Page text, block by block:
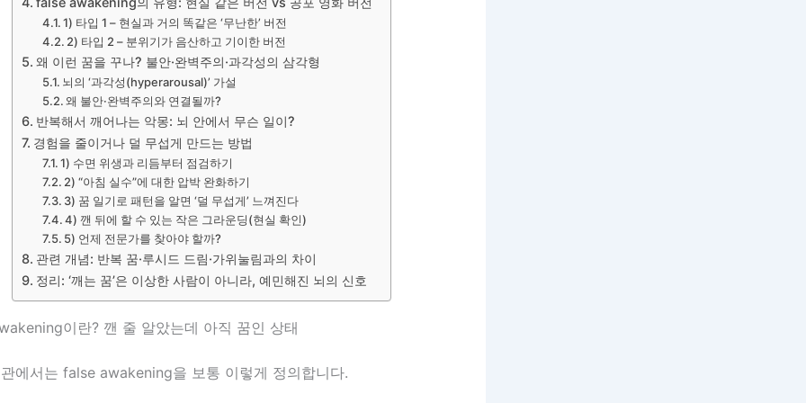
1) 타입 1 – 현실과 거의 똑같은 ‘무난한’ 버전
2) 타입 2 – 분위기가 음산하고 기이한 버전
왜 이런 꿈을 꾸나? 불안·완벽주의·과각성의 삼각형
뇌의 ‘과각성(hyperarousal)’ 가설
왜 불안·완벽주의와 연결될까?
반복해서 깨어나는 악몽: 뇌 안에서 무슨 일이?
경험을 줄이거나 덜 무섭게 만드는 방법
1) 수면 위생과 리듬부터 점검하기
2) “아침 실수”에 대한 압박 완화하기
3) 꿈 일기로 패턴을 알면 ‘덜 무섭게’ 느껴진다
4) 깬 뒤에 할 수 있는 작은 그라운딩(현실 확인)
5) 언제 전문가를 찾아야 할까?
관련 개념: 반복 꿈·루시드 드림·가위눌림과의 차이
정리: ‘깨는 꿈’은 이상한 사람이 아니라, 예민해진 뇌의 신호
이란? 깬 줄 알았는데 아직 꿈인 상태
에서는 false awakening을 보통 이렇게 정의합니다.